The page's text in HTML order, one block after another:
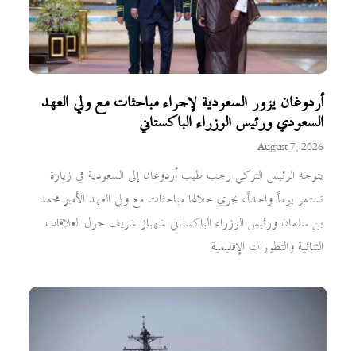
أردوغان يزور السعودية لإجراء مباحثات مع ولي العهد
السعودي ورئيس الوزراء الباكستاني
August 7, 2026
يتوجه الرئيس التركي رجب طيب أردوغان إلى السعودية في زيارة
تستمر يوماً واحداً، يجري خلالها مباحثات مع ولي العهد الأمير محمد
بن سلمان ورئيس الوزراء الباكستاني شهباز شريف حول العلاقات
الثنائية والتطورات الإقليمية